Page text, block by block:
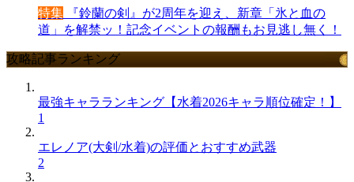
特集 『鈴蘭の剣』が2周年を迎え、新章「氷と血の
道」を解禁ッ！記念イベントの報酬もお見逃し無く！
攻略記事ランキング
最強キャラランキング【水着2026キャラ順位確定！】
1
エレノア(大剣/水着)の評価とおすすめ武器
2